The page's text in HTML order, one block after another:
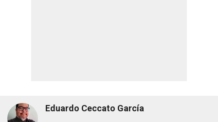
Eduardo Ceccato García